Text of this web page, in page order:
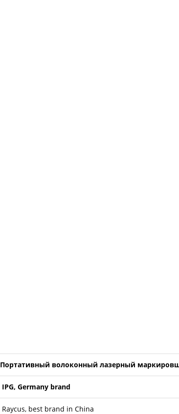
Портативный волоконный лазерный
IPG, Germany brand
Raycus, best brand in China